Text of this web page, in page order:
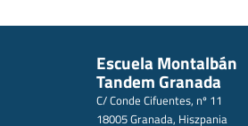
Escuela Montalbán
Tandem Granada
C/ Conde Cifuentes, nº 11
18005 Granada, Hiszpania